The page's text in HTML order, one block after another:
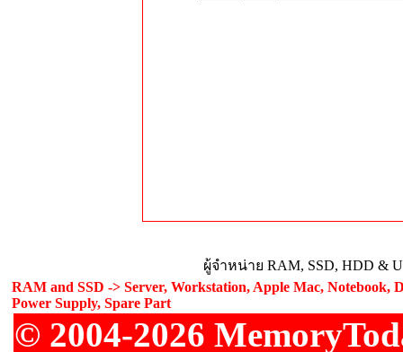
ผู้จำหน่าย RAM, SSD, HDD &
RAM and SSD -> Server, Workstation, Apple Mac, Notebook,
Power Supply, Spare Part
© 2004-2026